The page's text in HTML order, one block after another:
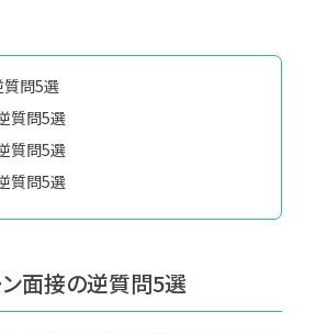
質問5選
質問5選
質問5選
質問5選
面接の逆質問5選